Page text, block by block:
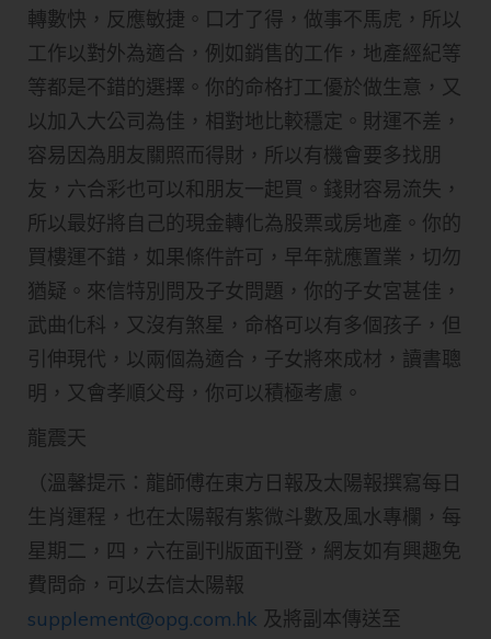
轉數快，反應敏捷。口才了得，做事不馬虎，所以
工作以對外為適合，例如銷售的工作，地產經紀等
等都是不錯的選擇。你的命格打工優於做生意，又
以加入大公司為佳，相對地比較穩定。財運不差，
容易因為朋友關照而得財，所以有機會要多找朋
友，六合彩也可以和朋友一起買。錢財容易流失，
所以最好將自己的現金轉化為股票或房地產。你的
買樓運不錯，如果條件許可，早年就應置業，切勿
猶疑。來信特別問及子女問題，你的子女宮甚佳，
武曲化科，又沒有煞星，命格可以有多個孩子，但
引伸現代，以兩個為適合，子女將來成材，讀書聰
明，又會孝順父母，你可以積極考慮。
龍震天
（溫馨提示：龍師傅在東方日報及太陽報撰寫每日
生肖運程，也在太陽報有紫微斗數及風水專欄，每
星期二，四，六在副刊版面刊登，網友如有興趣免
費問命，可以去信太陽報
supplement@opg.com.hk 及將副本傳送至